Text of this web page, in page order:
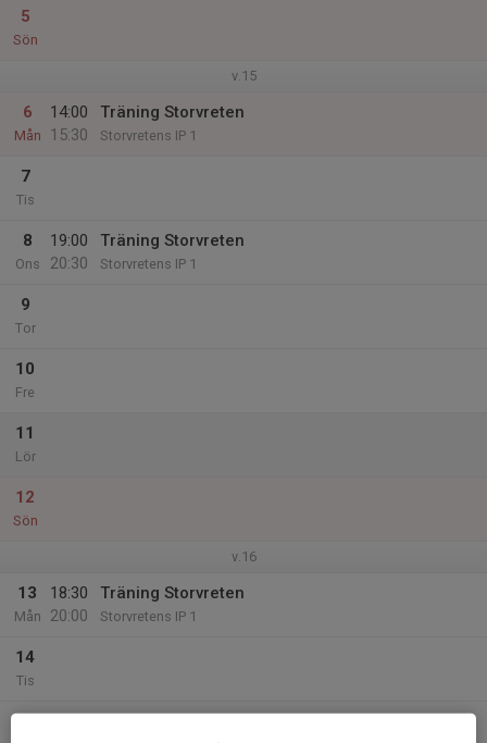
5
Sön
v.15
6
Mån
14:00
15:30
Träning Storvreten
Storvretens IP 1
7
Tis
8
Ons
19:00
20:30
Träning Storvreten
Storvretens IP 1
9
Tor
10
Fre
11
Lör
12
Sön
v.16
13
Mån
18:30
20:00
Träning Storvreten
Storvretens IP 1
14
Tis